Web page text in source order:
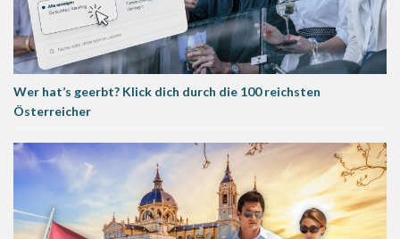
Wer hat’s geerbt? Klick dich durch die 100 reichsten
Österreicher